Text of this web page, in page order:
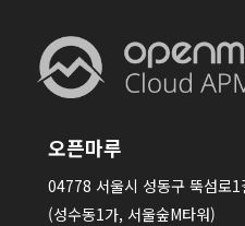
오픈마루
04778 서울시 성동구 뚝섬로
(성수동1가, 서울숲M타워)